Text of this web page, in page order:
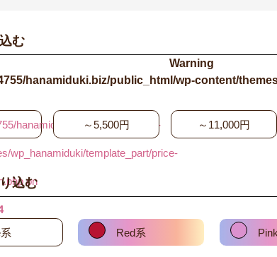
む
Warning
hanamiduki.biz/public_html/wp-content/
hanamiduki.biz/public_html/wp-
wp_hanamiduki/template_part/price-
on
～5,500円 ～11,000円
込む
Red系